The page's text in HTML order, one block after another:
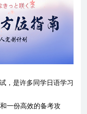
，是许多同学日语学习
一份高效的备考攻